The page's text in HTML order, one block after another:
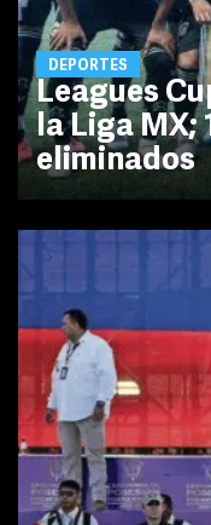
DEPORTES
Leagues
la Liga MX;
eliminados